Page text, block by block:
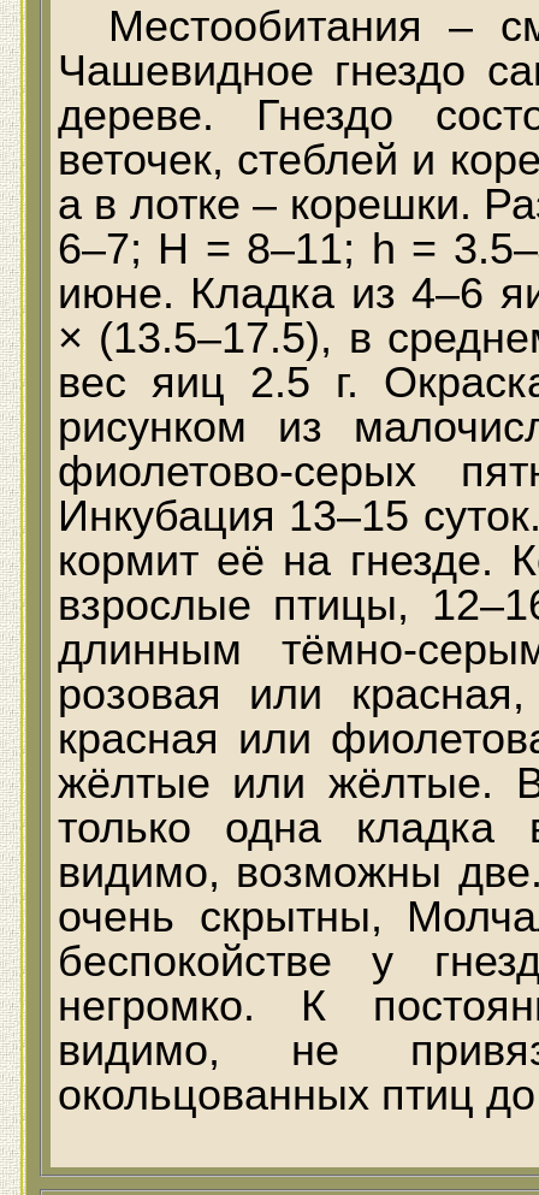
Местообитания –
Чашевидное гнездо
дереве. Гнездо
веточек, стеблей и
а в лотке – корешки.
6–7; H = 8–11; h =
июне. Кладка из 4–6
× (13.5–17.5), в
вес яиц 2.5 г.
рисунком из
фиолетово-серых
Инкубация 13–15
кормит её на гнезде.
взрослые птицы,
длинным тёмно-
розовая или
красная или
жёлтые или жёлтые.
только одна
видимо, возможны
очень скрытны,
беспокойстве у
негромко. К
видимо, не
окольцованных птиц